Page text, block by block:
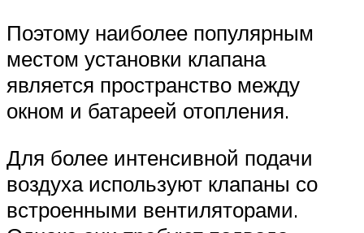
Поэтому наиболее популярным
местом установки клапана
является пространство между
окном и батареей отопления.
Для более интенсивной подачи
воздуха используют клапаны со
встроенными вентиляторами.